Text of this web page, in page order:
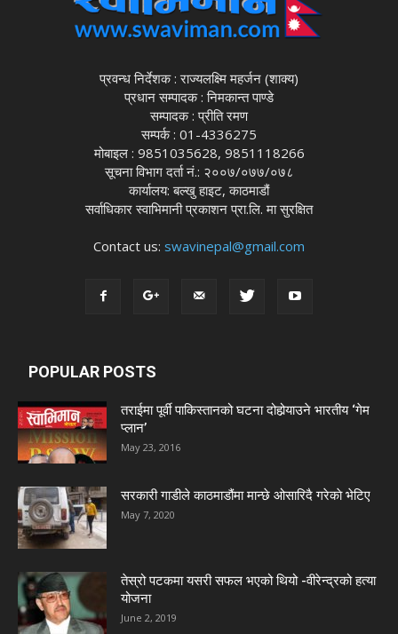
प्रवन्ध निर्देशक : राज्यलक्ष्मि महर्जन (शाक्य)
प्रधान सम्पादक : निमकान्त पाण्डे
सम्पादक : प्रीति रमण
सम्पर्क : 01-4336275
मोबाइल : 9851035628, 9851118266
सूचना विभाग दर्ता नं.: २००७/०७७/०७८
कार्यालय: बल्खु हाइट, काठमाडौं
सर्वाधिकार स्वाभिमानी प्रकाशन प्रा.लि. मा सुरक्षित
Contact us: swavinepal@gmail.com
POPULAR POSTS
तराईमा पूर्वी पाकिस्तानको घटना दोहोर्‍याउने भारतीय ‘गेम
प्लान’
May 23, 2016
सरकारी गाडीले काठमाडौंमा मान्छे ओसारिदै गरेकाे भेटिए
May 7, 2020
तेस्रो पटकमा यसरी सफल भएको थियो -वीरेन्द्रको हत्या
योजना
June 2, 2019